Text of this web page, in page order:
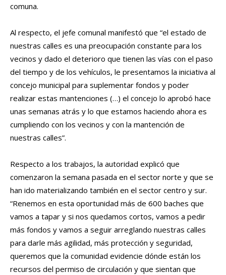
comuna.
Al respecto, el jefe comunal manifestó que “el estado de
nuestras calles es una preocupación constante para los
vecinos y dado el deterioro que tienen las vías con el paso
del tiempo y de los vehículos, le presentamos la iniciativa al
concejo municipal para suplementar fondos y poder
realizar estas mantenciones (…) el concejo lo aprobó hace
unas semanas atrás y lo que estamos haciendo ahora es
cumpliendo con los vecinos y con la mantención de
nuestras calles”.
Respecto a los trabajos, la autoridad explicó que
comenzaron la semana pasada en el sector norte y que se
han ido materializando también en el sector centro y sur.
“Renemos en esta oportunidad más de 600 baches que
vamos a tapar y si nos quedamos cortos, vamos a pedir
más fondos y vamos a seguir arreglando nuestras calles
para darle más agilidad, más protección y seguridad,
queremos que la comunidad evidencie dónde están los
recursos del permiso de circulación y que sientan que